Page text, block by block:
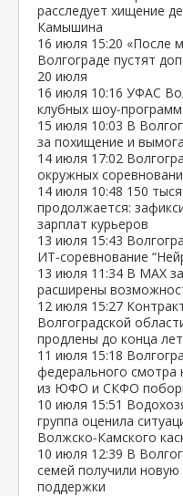
расследует хищение
Камышина
16 июля 15:20 «После
Волгограде пустят
20 июля
16 июля 10:16 УФАС
клубных шоу‑программ
15 июля 10:03 В
за похищение и
14 июля 17:02
окружных
14 июля 10:48 150
продолжается:
зарплат курьеров
13 июля 15:43
ИТ‑соревнование
13 июля 11:34 В МАХ
расширены
12 июля 15:27
Волгоградской
продлены до конца
11 июля 15:18
федерального смотра
из ЮФО и СКФО
10 июля 15:51
группа оценила
Волжско‑Камского
10 июля 12:39 В
семей получили
поддержки